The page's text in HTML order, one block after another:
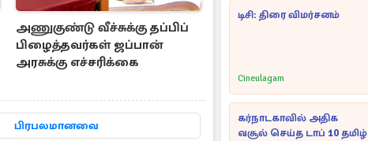
அணுகுண்டு வீச்சுக்கு தப்பிப்
பிழைத்தவர்கள் ஜப்பான்
அரசுக்கு எச்சரிக்கை
பிரபலமானவை
டிசி: திரை விமர்சனம்
Cineulagam
கர்நாடகாவில் அதிக
வசூல் செய்த டாப் 10 தமிழ்